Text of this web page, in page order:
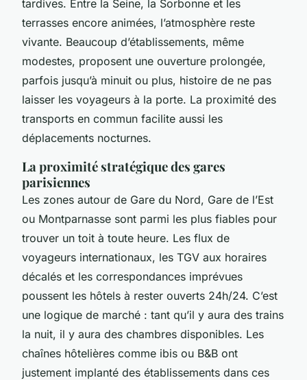
tardives. Entre la Seine, la Sorbonne et les
terrasses encore animées, l’atmosphère reste
vivante. Beaucoup d’établissements, même
modestes, proposent une ouverture prolongée,
parfois jusqu’à minuit ou plus, histoire de ne pas
laisser les voyageurs à la porte. La proximité des
transports en commun facilite aussi les
déplacements nocturnes.
La proximité stratégique des gares
parisiennes
Les zones autour de Gare du Nord, Gare de l’Est
ou Montparnasse sont parmi les plus fiables pour
trouver un toit à toute heure. Les flux de
voyageurs internationaux, les TGV aux horaires
décalés et les correspondances imprévues
poussent les hôtels à rester ouverts 24h/24. C’est
une logique de marché : tant qu’il y aura des trains
la nuit, il y aura des chambres disponibles. Les
chaînes hôtelières comme ibis ou B&B ont
justement implanté des établissements dans ces